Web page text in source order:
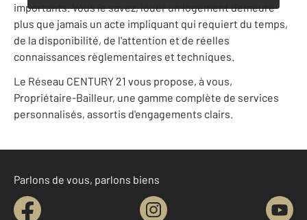
importants. Vous le savez, louer un logement demeure
plus que jamais un acte impliquant qui requiert du temps,
de la disponibilité, de l'attention et de réelles
connaissances règlementaires et techniques.
Le Réseau CENTURY 21 vous propose, à vous,
Propriétaire-Bailleur, une gamme complète de services
personnalisés, assortis d'engagements clairs.
Parlons de vous, parlons biens